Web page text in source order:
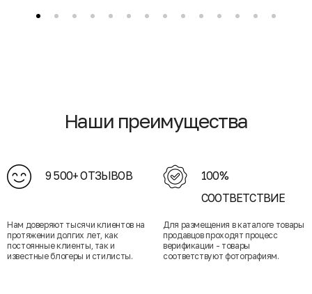
Наши преимущества
9 500+ ОТЗЫВОВ
Нам доверяют тысячи клиентов на
протяжении долгих лет, как
постоянные клиенты, так и
известные блогеры и стилисты.
100%
СООТВЕТСТВИЕ
Для размещения в каталоге товары
продавцов проходят процесс
верификации - товары
соответствуют фотографиям.